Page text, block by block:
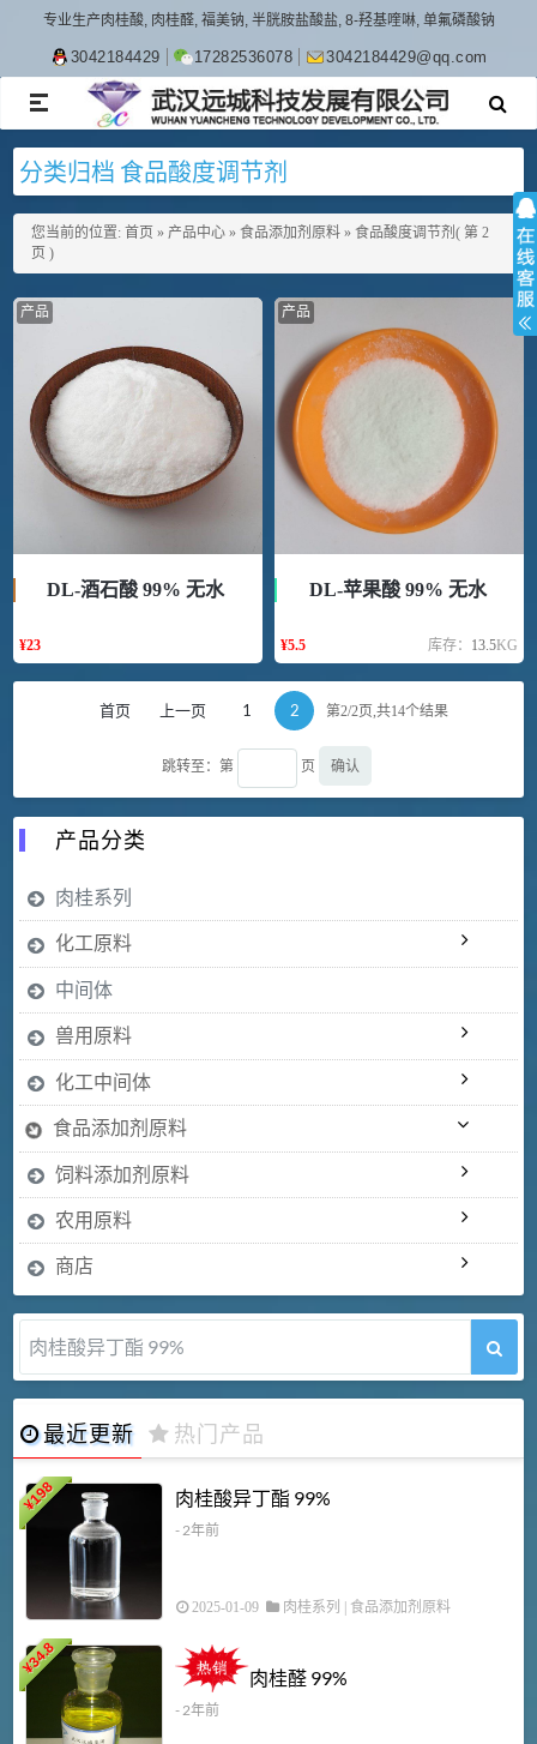
专业生产肉桂酸, 肉桂醛, 福美钠, 半胱胺盐酸盐, 8-羟基喹啉, 单氟磷酸钠
3042184429 17282536078 3042184429@qq.com
TOGGLE
NAVIGATION
分类归档 食品酸度调节剂
您当前的位置: 首页 » 产品中心» 食品添加剂原料» 食品酸度调节剂 ( 第 2
页 )
产品
DL-酒石酸 99% 无水
¥23
产品
DL-苹果酸 99% 无水
¥5.5 库存： 13.5KG
首页 上一页 1 2 第2/2页,共14个结果
跳转至：第 页 确认
产品分类
肉桂系列
化工原料
中间体
兽用原料
化工中间体
食品添加剂原料
饲料添加剂原料
农用原料
商店
肉桂酸异丁酯 99%
最近更新 热门产品
¥
198 肉桂酸异丁酯 99%
- 2年前
2025-01-09 肉桂系列 | 食品添加剂原料
¥
34.8
肉桂醛 99%
- 2年前